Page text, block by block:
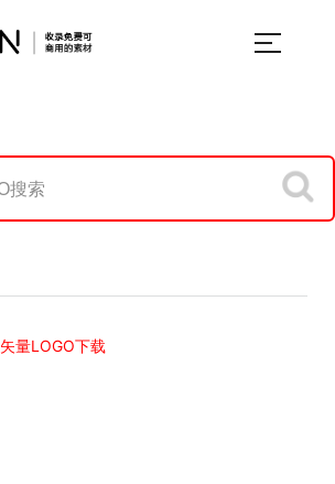
矢量LOGO下载